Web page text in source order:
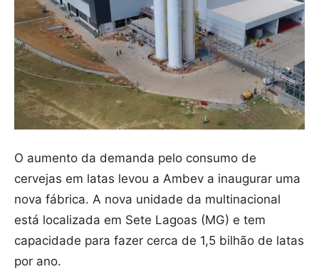
O aumento da demanda pelo consumo de
cervejas em latas levou a Ambev a inaugurar uma
nova fábrica. A nova unidade da multinacional
está localizada em Sete Lagoas (MG) e tem
capacidade para fazer cerca de 1,5 bilhão de latas
por ano.